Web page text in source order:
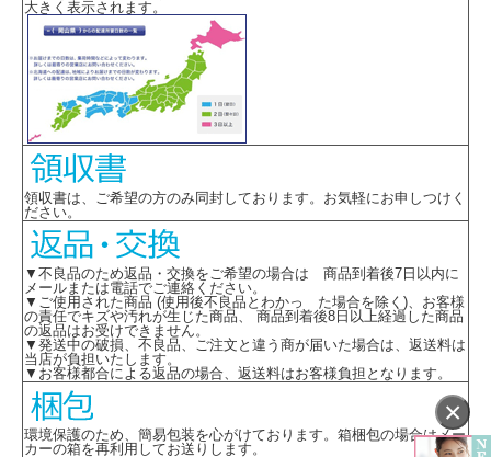
×
大きく表示されます。
領収書は、ご希望の方のみ同封しております。お気軽にお申しつけく
ださい。
▼不良品のため返品・交換をご希望の場合は 商品到着後7日以内に
メールまたは電話でご連絡ください。
▼ご使用された商品 (使用後不良品とわかっ た場合を除く)、お客様
の責任でキズや汚れが生じた商品、 商品到着後8日以上経過した商品
の返品はお受けできません。
▼発送中の破損、不良品、ご注文と違う商が届いた場合は、返送料は
当店が負担いたします。
▼お客様都合による返品の場合、返送料はお客様負担となります。
環境保護のため、簡易包装を心がけております。箱梱包の場合はメー
カーの箱を再利用してお送りします。